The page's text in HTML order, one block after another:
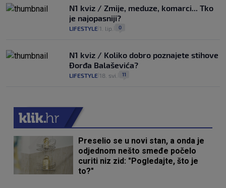
N1 kviz / Zmije, meduze, komarci... Tko
je najopasniji?
LIFESTYLE 1. lip. 0
N1 kviz / Koliko dobro poznajete stihove
Đorđa Balaševića?
LIFESTYLE 18. svi. 11
Preselio se u novi stan, a onda je
odjednom nešto smeđe počelo
curiti niz zid: "Pogledajte, što je
to?"